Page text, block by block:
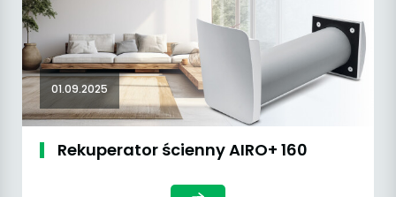
01.09.2025
Rekuperator ścienny AIRO+ 160